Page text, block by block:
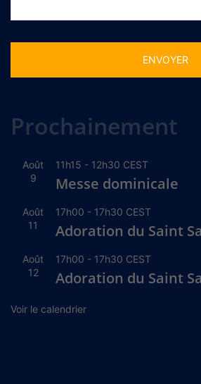
Prochainement
Août
9
11h15 - 12h30 CEST
Messe dominicale
Août
11
17h00 - 17h30 CEST
Adoration du Saint
Août
12
17h00 - 17h30 CEST
Adoration du Saint
Voir le calendrier